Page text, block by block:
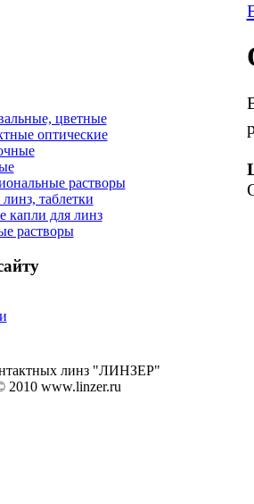
цветные
оптические
растворы
таблетки
капли для линз
растворы
линз "ЛИНЗЕР"
2010 www.linzer.ru